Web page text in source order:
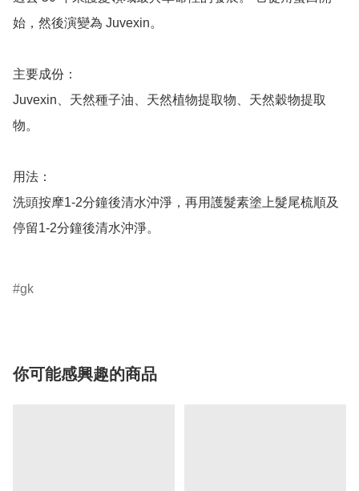
始，然後演變為 Juvexin。
主要成份：
Juvexin、天然種子油、天然植物提取物、天然穀物提取
物。
用法：
洗頭按摩1-2分鐘後清水沖淨，再用護髮素塗上髮尾梳順及
停留1-2分鐘後清水沖淨。
gk
你可能感興趣的商品